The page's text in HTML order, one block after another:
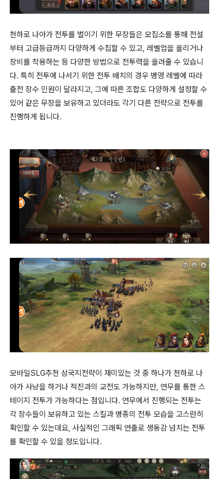
천하로 나아가 전투를 벌이기 위한 무장들은 모집소를 통해 전설
부터 고급등급까지 다양하게 수집할 수 있고, 레벨업을 올리거나
장비를 착용하는 등 다양한 방법으로 전투력을 올려줄 수 있습니
다. 특히 전투에 나서기 위한 전투 배치의 경우 병영 레벨에 따라
출전 장수 인원이 달라지고, 그에 따른 조합도 다양하게 설정할 수
있어 같은 무장을 보유하고 있더라도 각기 다른 전략으로 전투를
진행하게 됩니다.
모바일SLG추천 삼국지전략이 재미있는 것 중 하나가 천하로 나
아가 사냥을 하거나 적진과의 교전도 가능하지만, 연무를 통한 스
테이지 전투가 가능하다는 점입니다. 연무에서 진행되는 전투는
각 장수들이 보유하고 있는 스킬과 병종의 전투 모습을 고스란히
확인할 수 있는데요, 사실적인 그래픽 연출로 생동감 넘치는 전투
를 확인할 수 있을 정도입니다.